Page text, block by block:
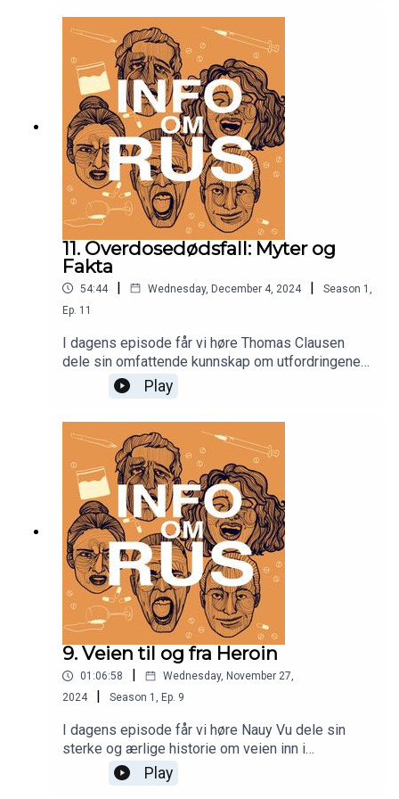
forklarer hvordan benzodiazepiner påvirker det
sentrale nervesystemet og brukes til behandling
av tilstander som angst, søvnproblemer og
epilepsi. Samtidig belyser han hvordan
toleranseutvikling kan føre til behov for stadig
høyere doser, og hvordan abrupt seponering kan
utløse krevende abstinenssymptomer.
11. Overdosedødsfall: Myter og
Fakta
54:44 | Wednesday, December 4, 2024 | Season 1 ,
Ep. 11
I dagens episode får vi høre Thomas Clausen
dele sin omfattende kunnskap om utfordringene
knyttet til rusavhengighet, med et særlig fokus på
opioidavhengighet og overdoser. Med over 20 års
erfaring fra Senter for rusmiddelforskning
(SERAF), har Thomas dykket dypt inn i årsakene
bak overdoser og forsket på effektive tiltak for å
redusere dødsfall og skader knyttet til
rusmidler.Dette er en innsiktsfull samtale som
belyser viktigheten av forebygging og utvikling av
bedre strategier for å møte den stadig økende
trenden av overdose-relaterte dødsfall.
Play
9. Veien til og fra Heroin
01:06:58 |
Wednesday, November 27,
2024
| Season 1 , Ep. 9
I dagens episode får vi høre Nauy Vu dele sin
sterke og ærlige historie om veien inn i
rusavhengighet, som startet allerede i tenårene.
Nauy forteller om sitt første møte med alkohol
Play